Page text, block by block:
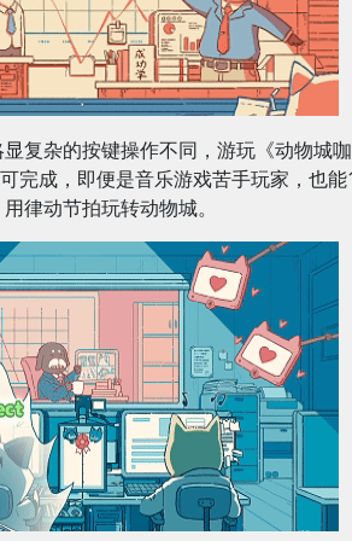
复杂的按键操作不同，游玩《动物城
完成，即便是音乐游戏苦手玩家，也能
律动节拍玩转动物城。